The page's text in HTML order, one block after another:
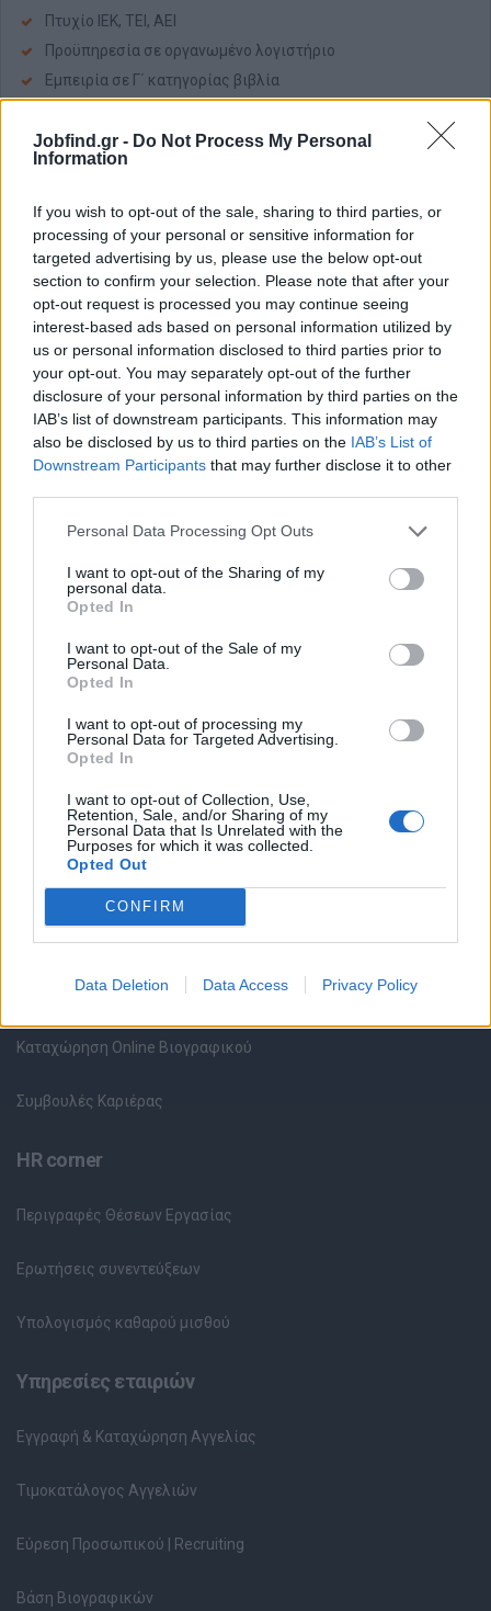
Jobfind.gr - Do Not Process My Personal
Information
If you wish to opt-out of the sale, sharing to third parties, or
processing of your personal or sensitive information for
targeted advertising by us, please use the below opt-out
section to confirm your selection. Please note that after your
opt-out request is processed you may continue seeing
interest-based ads based on personal information utilized by
us or personal information disclosed to third parties prior to
your opt-out. You may separately opt-out of the further
disclosure of your personal information by third parties on the
IAB’s list of downstream participants. This information may
also be disclosed by us to third parties on the IAB’s List of
Downstream Participants that may further disclose it to other
Personal Data Processing Opt Outs
I want to opt-out of the Sharing of my
personal data.
Opted In
I want to opt-out of the Sale of my
Personal Data.
Opted In
I want to opt-out of processing my
Personal Data for Targeted Advertising.
Opted In
I want to opt-out of Collection, Use,
Retention, Sale, and/or Sharing of my
Personal Data that Is Unrelated with the
Purposes for which it was collected.
Opted Out
CONFIRM
Data Deletion Data Access Privacy Policy
Πτυχίο ΙΕΚ, ΤΕΙ, ΑΕΙ
Προϋπηρεσία σε οργανωμένο λογιστήριο
Εμπειρία σε Γ΄ κατηγορίας βιβλία
Γνώση SoftOne εμπορικό και λογιστική
Πλήρης Απασχόληση
Δύο (2) ρεπό
Ικανοποιητικός Μισθός
Ασφάλεια
Ένσημα
Άδειες
Θέσεις εργασίας
Όλες οι Θέσεις Εργασίας
Θέσεις Εργασίας ανά Ειδικότητα
Υπηρεσίες υποψηφίων
Καταχώρηση Online Βιογραφικού
Συμβουλές Καριέρας
HR corner
Περιγραφές Θέσεων Εργασίας
Ερωτήσεις συνεντεύξεων
Υπολογισμός καθαρού μισθού
Υπηρεσίες εταιριών
Εγγραφή & Καταχώρηση Αγγελίας
Τιμοκατάλογος Αγγελιών
Εύρεση Προσωπικού | Recruiting
Βάση Βιογραφικών